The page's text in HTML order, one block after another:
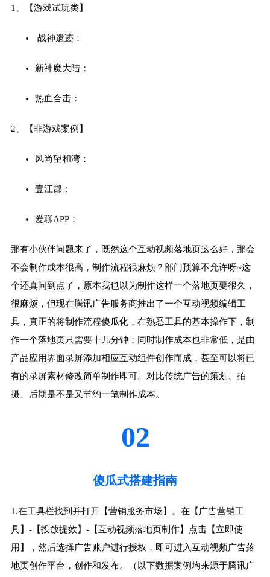
1、【游戏试玩类】
战神遗迹：
新神魔大陆：
热血合击：
2、【非游戏案例】
风尚望和湾：
壹江郡：
爱聊APP：
那有小伙伴问题来了，既然这个互动视频落地页这么好，那会
不会制作成本很高，制作流程很麻烦？部门预算不允许呀~这
个还真问到点了，原本我也以为制作这样一个落地页要很久，
很麻烦，但现在腾讯广告服务商推出了一个互动视频编辑工
具，真正的将制作流程傻瓜化，在熟悉工具的基本操作下，制
作一个落地页只需要十几分钟；同时制作成本也非常低，是由
产品应用界面录屏添加相应互动组件创作而成，甚至可以将已
有的录屏素材修改简单制作即可。对比传统广告的策划、拍
摄、后期是不是又节约一笔制作成本。
02
傻瓜式搭建指南
1.在工具栏找到并打开【营销服务市场】。在【广告营销工
具】-【投放提效】-【互动视频落地页制作】点击【立即使
用】，然后选择广告账户进行授权，即可进入互动视频广告落
地页创作平台，创作和发布。（以下数据案例均来源于腾讯广